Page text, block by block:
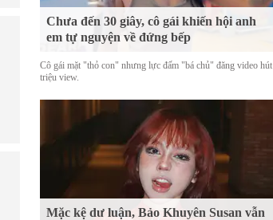
Chưa đến 30 giây, cô gái khiến hội anh
em tự nguyện về đứng bếp
Cô gái mặt "thỏ con" nhưng lực đấm "bá chủ" đăng video hút
triệu view.
Mặc kệ dư luận, Bảo Khuyên Susan vẫn